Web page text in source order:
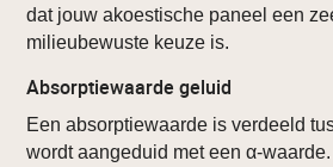
dat jouw akoestische paneel een
milieubewuste keuze is.
Absorptiewaarde geluid
Een absorptiewaarde is verdeeld
wordt aangeduid met een α-